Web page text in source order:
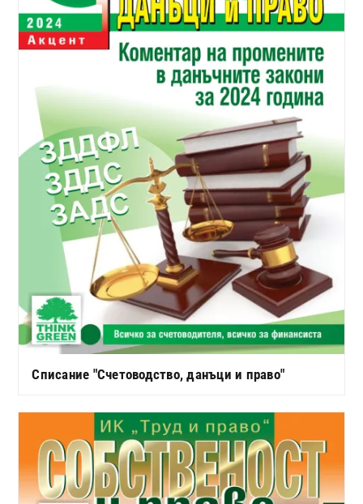
Списание "Счетоводство, данъци и право"